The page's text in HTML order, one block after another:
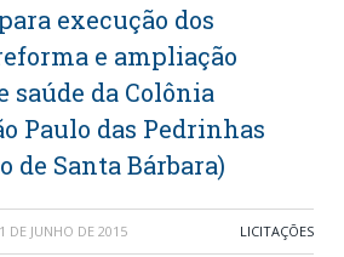
execução dos
e ampliação
saúde da Colônia
Paulo das Pedrinhas
de Santa Bárbara)
1 DE JUNHO DE 2015 LICITAÇÕES